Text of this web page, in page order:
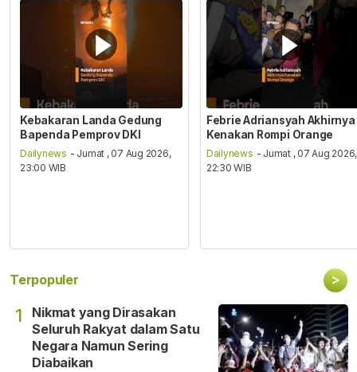
Kebakaran Landa Gedung
Bapenda Pemprov DKI
Dailynews - Jumat , 07 Aug 2026,
23:00 WIB
Febrie Adriansyah Akhirnya
Kenakan Rompi Orange
Dailynews - Jumat , 07 Aug 2026,
22:30 WIB
Terpopuler >
1
Nikmat yang Dirasakan
Seluruh Rakyat dalam Satu
Negara Namun Sering
Diabaikan